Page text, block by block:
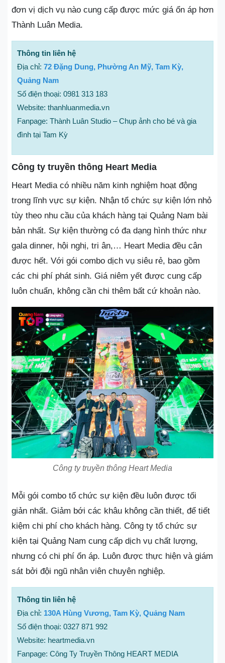
đơn vị dịch vụ nào cung cấp được mức giá ổn áp hơn
Thành Luân Media.
Thông tin liên hệ
Địa chỉ: 72 Đặng Dung, Phường An Mỹ, Tam Kỳ,
Quảng Nam
Số điện thoại: 0981 313 183
Website: thanhluanmedia.vn
Fanpage: Thành Luân Studio – Chụp ảnh cho bé và gia
đình tại Tam Kỳ
Công ty truyền thông Heart Media
Heart Media có nhiều năm kinh nghiệm hoạt động
trong lĩnh vực sự kiện. Nhận tổ chức sự kiện lớn nhỏ
tùy theo nhu cầu của khách hàng tại Quảng Nam bài
bản nhất. Sự kiện thường có đa dạng hình thức như
gala dinner, hội nghị, tri ân,… Heart Media đều cân
được hết. Với gói combo dịch vụ siêu rẻ, bao gồm
các chi phí phát sinh. Giá niêm yết được cung cấp
luôn chuẩn, không cần chi thêm bất cứ khoản nào.
Công ty truyền thông Heart Media
Mỗi gói combo tổ chức sự kiện đều luôn được tối
giản nhất. Giảm bới các khâu không cần thiết, để tiết
kiệm chi phí cho khách hàng. Công ty tổ chức sự
kiện tại Quảng Nam cung cấp dịch vụ chất lượng,
nhưng có chi phí ổn áp. Luôn được thực hiện và giám
sát bởi đội ngũ nhân viên chuyên nghiệp.
Thông tin liên hệ
Địa chỉ: 130A Hùng Vương, Tam Kỳ, Quảng Nam
Số điện thoại: 0327 871 992
Website: heartmedia.vn
Fanpage: Công Ty Truyền Thông HEART MEDIA